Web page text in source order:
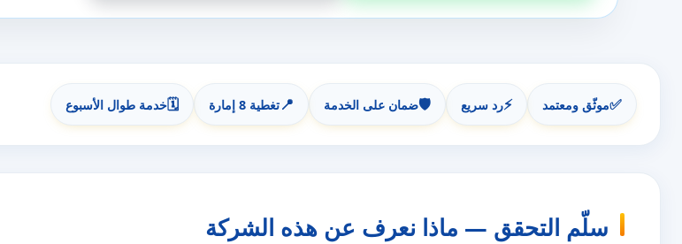
✅موثّق ومعتمد ⚡رد سريع 🛡️ضمان على الخدمة 📍تغطية 8 إمارة 🗓️خدمة طوال الأسبوع
سلّم التحقق — ماذا نعرف عن هذه الشركة